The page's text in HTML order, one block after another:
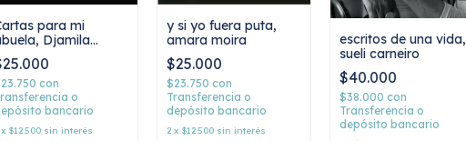
para mi
Djamila
con
o
bancario
x $12.500 sin interés
y si yo fuera puta,
amara moira
$25.000
$23.750 con
Transferencia o
depósito bancario
2 x $12.500 sin interés
escritos de una vida,
sueli carneiro
$40.000
$38.000 con
Transferencia o
depósito bancario